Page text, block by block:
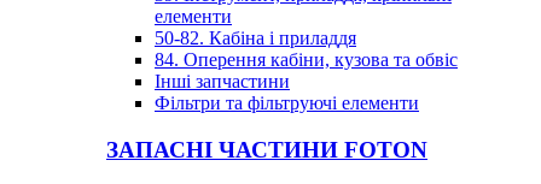
елементи
50-82. Кабіна і приладдя
84. Оперення кабіни, кузова та обвіс
Інші запчастини
Фільтри та фільтруючі елементи
ЗАПАСНІ ЧАСТИНИ FOTON